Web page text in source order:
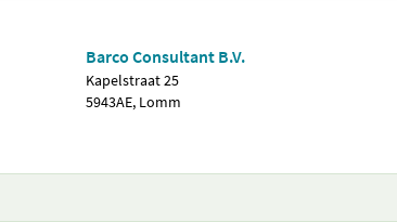
Barco Consultant B.V.
Kapelstraat 25
5943AE, Lomm